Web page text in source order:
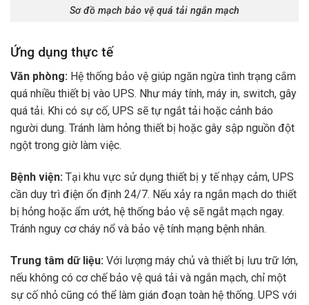
Sơ đồ mạch bảo vệ quá tải ngắn mạch
Ứng dụng thực tế
Văn phòng: Hệ thống bảo vệ giúp ngăn ngừa tình trạng cắm
quá nhiều thiết bị vào UPS. Như máy tính, máy in, switch, gây
quá tải. Khi có sự cố, UPS sẽ tự ngắt tải hoặc cảnh báo
người dung. Tránh làm hỏng thiết bị hoặc gây sập nguồn đột
ngột trong giờ làm việc.
Bệnh viện: Tại khu vực sử dụng thiết bị y tế nhạy cảm, UPS
cần duy trì điện ổn định 24/7. Nếu xảy ra ngắn mạch do thiết
bị hỏng hoặc ẩm ướt, hệ thống bảo vệ sẽ ngắt mạch ngay.
Tránh nguy cơ cháy nổ và bảo vệ tính mạng bệnh nhân.
Trung tâm dữ liệu: Với lượng máy chủ và thiết bị lưu trữ lớn,
nếu không có cơ chế bảo vệ quá tải và ngắn mạch, chỉ một
sự cố nhỏ cũng có thể làm gián đoạn toàn hệ thống. UPS với